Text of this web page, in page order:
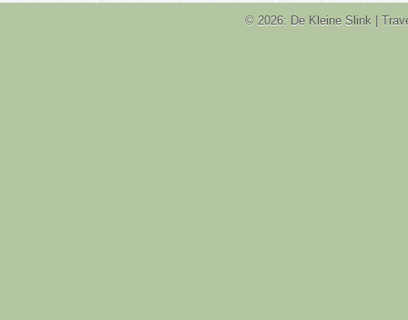
© 2026: De Kleine Slink |